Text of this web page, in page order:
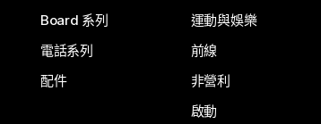
Board 系列
電話系列
配件
運動與娛樂
前線
非營利
啟動